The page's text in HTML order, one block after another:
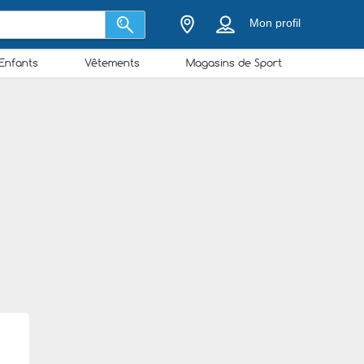
Mon profil
Vêtements Magasins de Sport